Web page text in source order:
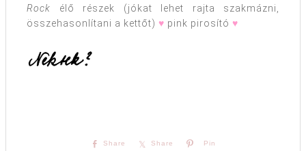
Rock élő részek (jókat lehet rajta szakmázni,
összehasonlítani a kettőt) ♥ pink pirosító ♥
Share Share Pin